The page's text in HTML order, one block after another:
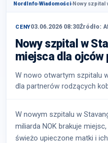
NordInfo›Wiadomości›Nowy szpital
CENY03.06.2026 08:30Źródło:
Nowy szpital w
miejsca dla ojców
W nowo otwartym szpitalu
dla partnerów rodzących
W nowym szpitalu w
miliarda NOK brakuje
świeżo upieczone matki i